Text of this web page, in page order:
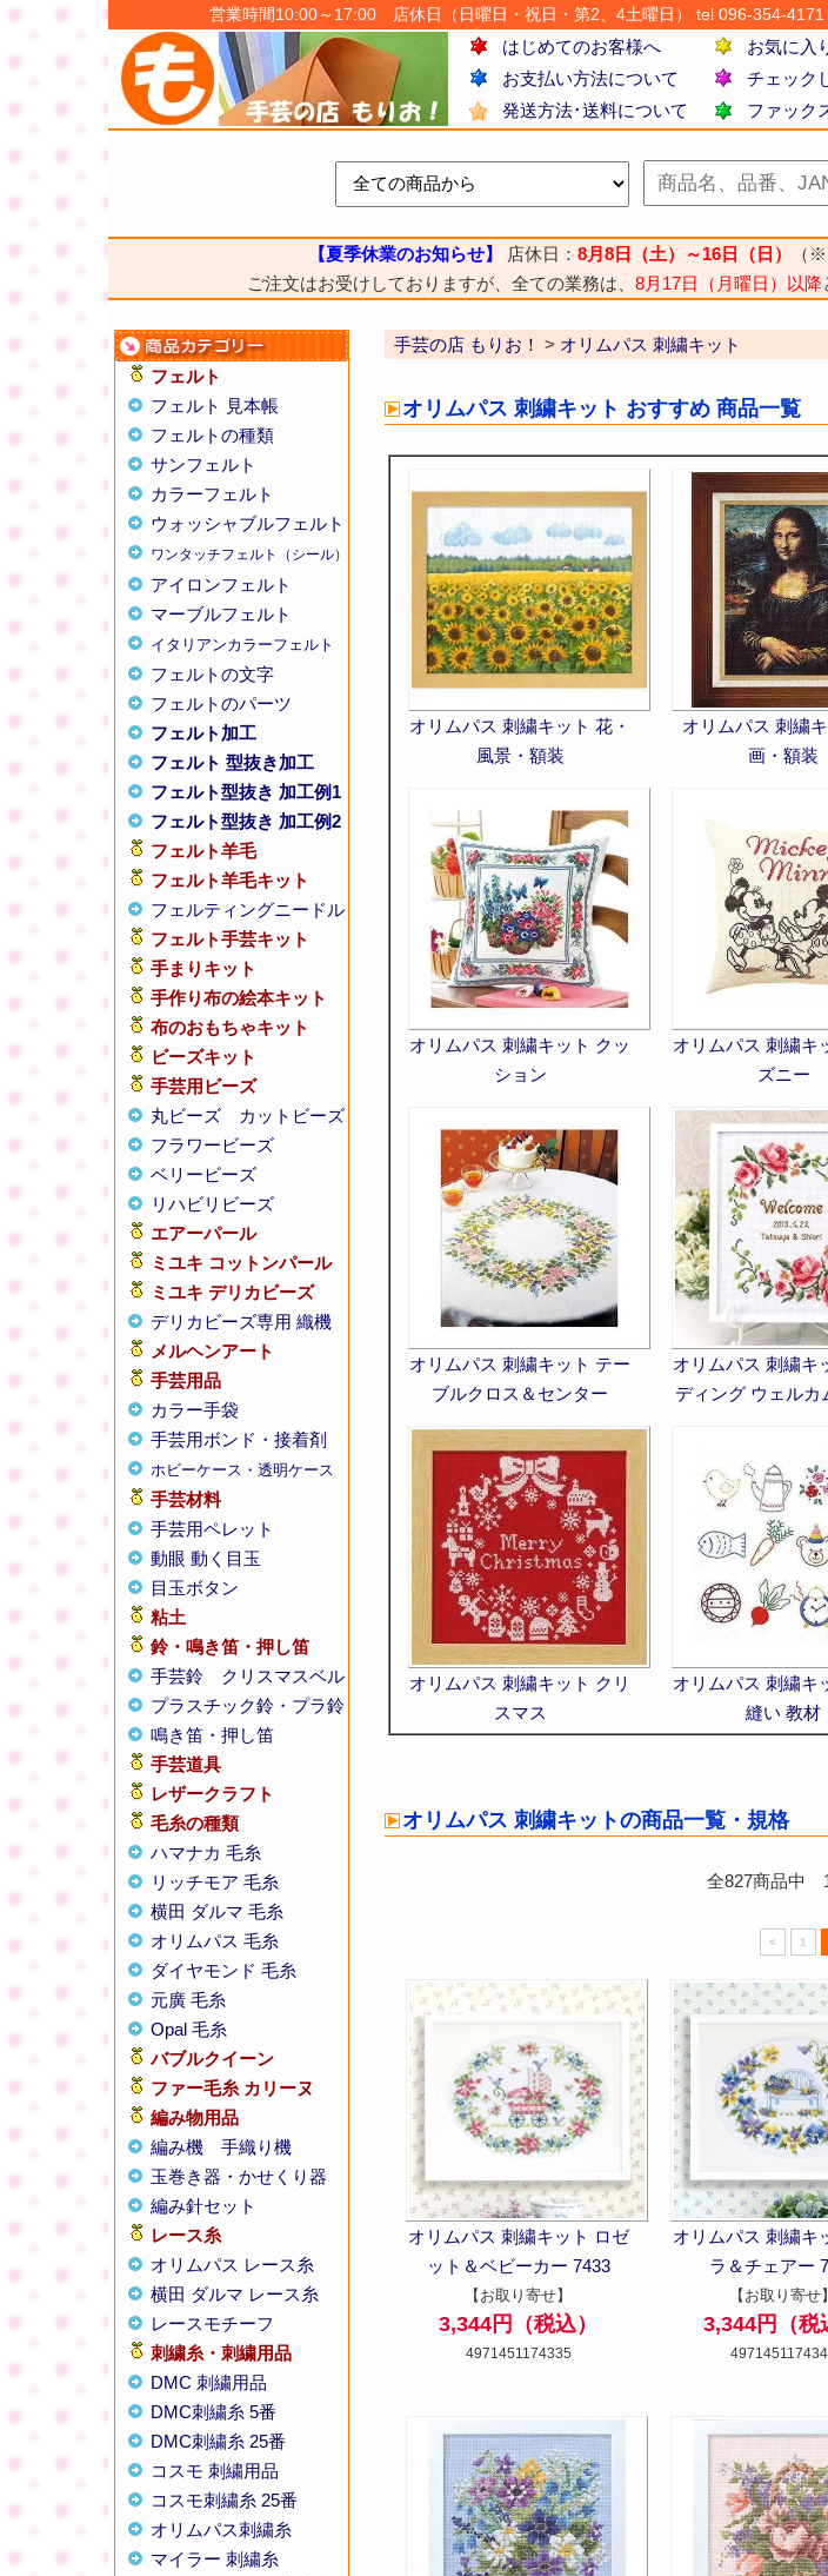
営業時間10:00～17:00 店休日（日曜日・祝日・第2、4土曜日） tel 096-354-4171
はじめてのお客様へ お気に入
お支払い方法について チェック
発送方法･送料について
ファック
【夏季休業のお知らせ】 店休日： 8月8日（土）～16日（日） （
ご注文はお受けしておりますが、全ての業務は、 8月17日（月曜日）以降
フェルト
フェルト 見本帳
フェルトの種類
サンフェルト
カラーフェルト
ウォッシャブルフェルト
ワンタッチフェルト（シール）
アイロンフェルト
マーブルフェルト
イタリアンカラーフェルト
フェルトの文字
フェルトのパーツ
フェルト加工
フェルト 型抜き加工
フェルト型抜き 加工例1
フェルト型抜き 加工例2
フェルト羊毛
フェルト羊毛キット
フェルティングニードル
フェルト手芸キット
手まりキット
手作り布の絵本キット
布のおもちゃキット
ビーズキット
手芸用ビーズ
丸ビーズ
カットビーズ
フラワービーズ
ベリービーズ
リハビリビーズ
エアーパール
ミユキ コットンパール
ミユキ デリカビーズ
デリカビーズ専用 織機
メルヘンアート
手芸用品
カラー手袋
手芸用ボンド・接着剤
ホビーケース・透明ケース
手芸材料
手芸用ペレット
動眼 動く目玉
目玉ボタン
粘土
鈴・鳴き笛・押し笛
手芸鈴
クリスマスベル
プラスチック鈴・プラ鈴
鳴き笛・押し笛
手芸道具
レザークラフト
毛糸の種類
ハマナカ 毛糸
リッチモア 毛糸
横田 ダルマ 毛糸
オリムパス 毛糸
ダイヤモンド 毛糸
元廣 毛糸
Opal 毛糸
バブルクイーン
ファー毛糸 カリーヌ
編み物用品
編み機
手織り機
玉巻き器・かせくり器
編み針セット
レース糸
オリムパス レース糸
横田 ダルマ レース糸
レースモチーフ
刺繍糸・刺繍用品
DMC 刺繍用品
DMC刺繍糸 5番
DMC刺繍糸 25番
コスモ 刺繍用品
コスモ刺繍糸 25番
オリムパス刺繍糸
マイラー 刺繍糸
手芸の店 もりお！ > オリムパス 刺繍キット
オリムパス 刺繍キット おすすめ 商品一覧
オリムパス 刺繍キット 花・
風景・額装
オリムパス 刺繍
画・額装
オリムパス 刺繍キット クッ
ション
オリムパス 刺繍キ
ズニー
オリムパス 刺繍キット テー
ブルクロス＆センター
オリムパス 刺繍キ
ディング ウェルカ
オリムパス 刺繍キット クリ
スマス
オリムパス 刺繍キ
縫い 教材
オリムパス 刺繍キットの商品一覧・規格
全827商品中
< 1
オリムパス 刺繍キット ロゼ
ット＆ベビーカー 7433
【お取り寄せ】
3,344円（税込）
4971451174335
オリムパス 刺繍キ
ラ＆チェアー
【お取り寄せ】
3,344円（税